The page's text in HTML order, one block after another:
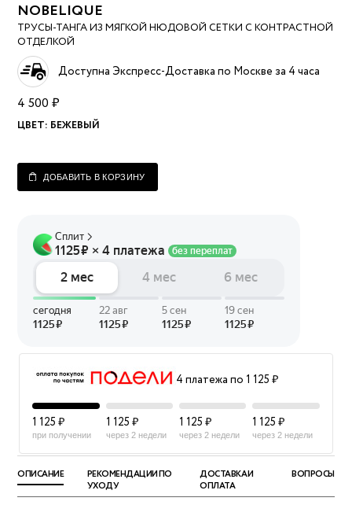
NOBELIQUE
ТРУСЫ-ТАНГА ИЗ МЯГКОЙ НЮДОВОЙ СЕТКИ С КОНТРАСТНОЙ
ОТДЕЛКОЙ
Доступна Экспресс-Доставка по Москве за 4 часа
4 500 ₽
ЦВЕТ: БЕЖЕВЫЙ
ДОБАВИТЬ В КОРЗИНУ
4 платежа по 1 125 ₽
1 125 ₽
при получении
1 125 ₽
через 2 недели
1 125 ₽
через 2 недели
1 125 ₽
через 2 недели
ОПИСАНИЕ
РЕКОМЕНДАЦИИ ПО
УХОДУ
ДОСТАВКА И
ОПЛАТА
ВОПРОСЫ